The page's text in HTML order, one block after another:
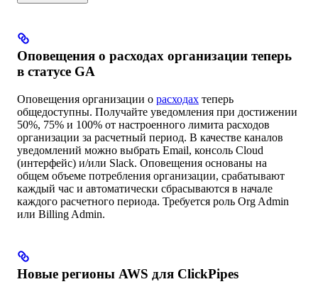
Оповещения о расходах организации теперь
в статусе GA
Оповещения организации о расходах теперь
общедоступны. Получайте уведомления при достижении
50%, 75% и 100% от настроенного лимита расходов
организации за расчетный период. В качестве каналов
уведомлений можно выбрать Email, консоль Cloud
(интерфейс) и/или Slack. Оповещения основаны на
общем объеме потребления организации, срабатывают
каждый час и автоматически сбрасываются в начале
каждого расчетного периода. Требуется роль Org Admin
или Billing Admin.
Новые регионы AWS для ClickPipes